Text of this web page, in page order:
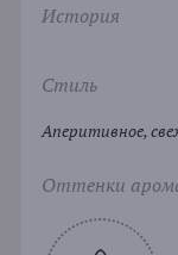
История
Стиль
Аперитивное,
Оттенки